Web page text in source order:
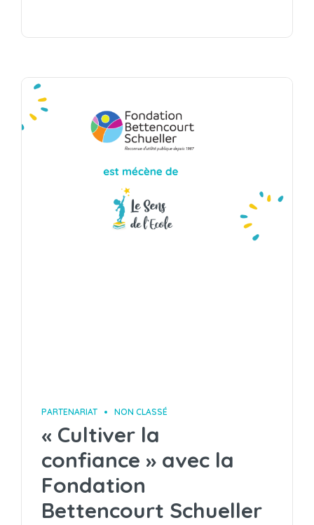
PARTENARIAT NON CLASSÉ
« Cultiver la
confiance » avec la
Fondation
Bettencourt Schueller